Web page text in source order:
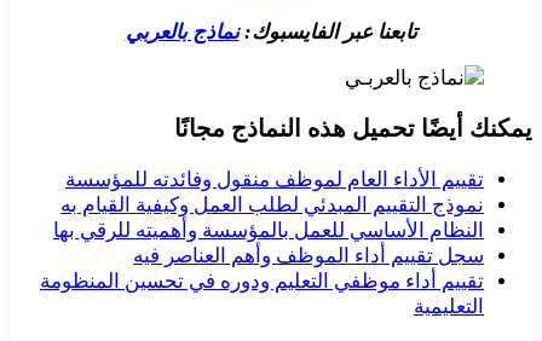
تابعنا عبر الفايسبوك:نماذج بالعربي
يمكنك أيضًا تحميل هذه النماذج مجانًا
تقييم الأداء العام لموظف منقول وفائدته للمؤسسة
نموذج التقييم المبدئي لطلب العمل وكيفية القيام به
النظام الأساسي للعمل بالمؤسسة وأهميته للرقي بها
سجل تقييم أداء الموظف وأهم العناصر فيه
تقييم أداء موظفي التعليم ودوره في تحسين المنظومة
التعليمية